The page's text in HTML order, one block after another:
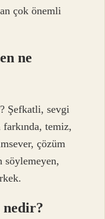
çok önemli
ne
Şefkatli, sevgi
temiz,
çözüm
söylemeyen,
nedir?